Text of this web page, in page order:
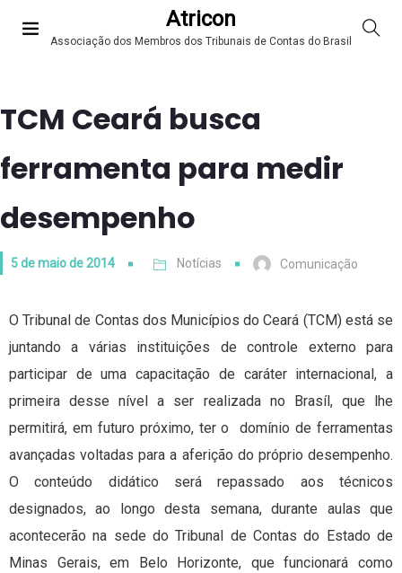
Atricon
Associação dos Membros dos Tribunais de Contas do Brasil
TCM Ceará busca
ferramenta para medir
desempenho
5 de maio de 2014 Notícias Comunicação
O Tribunal de Contas dos Municípios do Ceará (TCM) está se
juntando a várias instituições de controle externo para
participar de uma capacitação de caráter internacional, a
primeira desse nível a ser realizada no Brasíl, que lhe
permitirá, em futuro próximo, ter o domínio de ferramentas
avançadas voltadas para a aferição do próprio desempenho.
O conteúdo didático será repassado aos técnicos
designados, ao longo desta semana, durante aulas que
acontecerão na sede do Tribunal de Contas do Estado de
Minas Gerais, em Belo Horizonte, que funcionará como